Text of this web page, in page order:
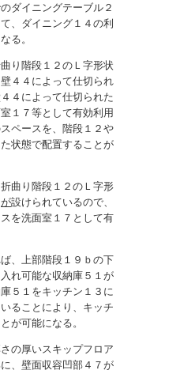
ダイニングテーブル２
、ダイニング１４の利
る。
り階段１２のＬ字形状
４４によって仕切られ
４によって仕切られた
１７等として有効利用
ペースを、階段１２や
状態で配置することが
曲り階段１２のＬ字形
が設けられているので、
を洗面室１７として有
、上部階段１９ｂの下
れ可能な収納庫５１が
５１をキッチン１３に
ることにより、キッチ
が可能になる。
の厚いスキップフロア
、壁面収容凹部４７が